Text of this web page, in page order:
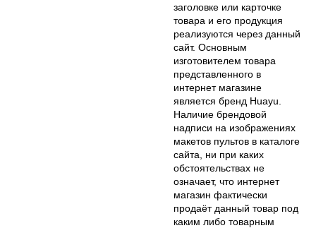
заголовке или карточке
товара и его продукция
реализуются через данный
сайт. Основным
изготовителем товара
представленного в
интернет магазине
является бренд Huayu.
Наличие брендовой
надписи на изображениях
макетов пультов в каталоге
сайта, ни при каких
обстоятельствах не
означает, что интернет
магазин фактически
продаёт данный товар под
каким либо товарным